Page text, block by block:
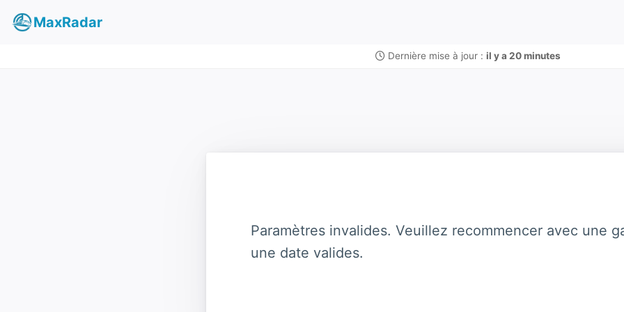
MaxRadar
Dernière mise à jour : il y a 20 minutes
Paramètres invalides. Veuillez recommencer avec une
une date valides.